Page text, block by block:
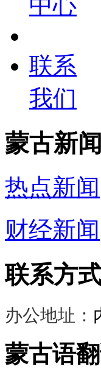
联系
我们
蒙古新闻
热点新闻
财经新闻
联系方
办公地址：
蒙古语